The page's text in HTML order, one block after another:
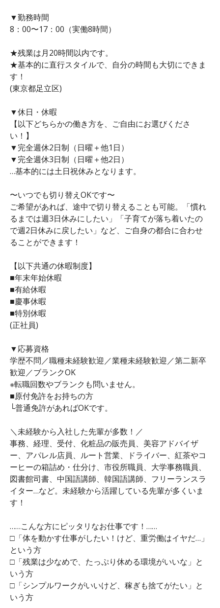
▼勤務時間
8：00〜17：00（実働8時間）
★残業は月20時間以内です。
★基本的に直行スタイルで、自分の時間も大切にできま
す！
(東京都足立区)
▼休日・休暇
【以下どちらかの働き方を、ご自由にお選びくださ
い！】
▼完全週休2日制（日曜＋他1日）
▼完全週休3日制（日曜＋他2日）
…基本的には土日祝休みとなります。
〜いつでも切り替えOKです〜
ご希望があれば、途中で切り替えることも可能。「慣れ
るまでは週3日休みにしたい」「子育てが落ち着いたの
で週2日休みに戻したい」など、ご自身の都合に合わせ
ることができます！
【以下共通の休暇制度】
■年末年始休暇
■有給休暇
■慶事休暇
■特別休暇
(正社員)
▼応募資格
学歴不問／職種未経験歓迎／業種未経験歓迎／第二新卒
歓迎／ブランクOK
※転職回数やブランクも問いません。
■原付免許をお持ちの方
└普通免許があればOKです。
＼未経験から入社した先輩が多数！／
事務、経理、受付、化粧品の販売員、美容アドバイザ
ー、アパレル店員、ルート営業、ドライバー、紅茶やコ
ーヒーの箱詰め・仕分け、市役所職員、大学事務職員、
図書館司書、中国語講師、韓国語講師、フリーランスラ
イター…など。未経験から活躍している先輩が多くいま
す！
……こんな方にピッタリなお仕事です！……
□「体を動かす仕事がしたい！けど、重労働はイヤだ…」
という方
□「残業は少なめで、たっぷり休める環境がいいな」と
いう方
□「シンプルワークがいいけど、稼ぎも捨てがたい」と
いう方